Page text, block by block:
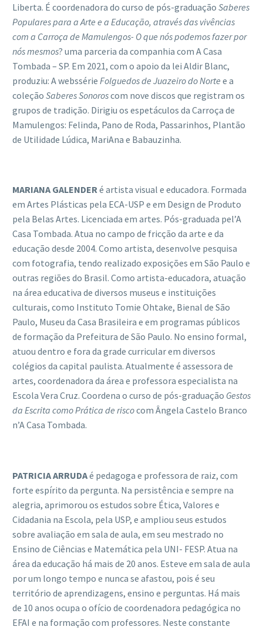
Liberta. É coordenadora do curso de pós-graduação Saberes
Populares para a Arte e a Educação, através das vivências
com a Carroça de Mamulengos- O que nós podemos fazer por
nós mesmos? uma parceria da companhia com A Casa
Tombada – SP. Em 2021, com o apoio da lei Aldir Blanc,
produziu: A webssérie Folguedos de Juazeiro do Norte e a
coleção Saberes Sonoroscom nove discos que registram os
grupos de tradição. Dirigiu os espetáculos da Carroça de
Mamulengos: Felinda, Pano de Roda, Passarinhos, Plantão
de Utilidade Lúdica, MariAna e Babauzinha.
MARIANA GALENDERé artista visual e educadora. Formada
em Artes Plásticas pela ECA-USP e em Design de Produto
pela Belas Artes. Licenciada em artes. Pós-graduada pel’A
Casa Tombada. Atua no campo de fricção da arte e da
educação desde 2004. Como artista, desenvolve pesquisa
com fotografia, tendo realizado exposições em São Paulo e
outras regiões do Brasil. Como artista-educadora, atuação
na área educativa de diversos museus e instituições
culturais, como Instituto Tomie Ohtake, Bienal de São
Paulo, Museu da Casa Brasileira e em programas públicos
de formação da Prefeitura de São Paulo. No ensino formal,
atuou dentro e fora da grade curricular em diversos
colégios da capital paulista. Atualmente é assessora de
artes, coordenadora da área e professora especialista na
Escola Vera Cruz. Coordena o curso de pós-graduação Gestos
da Escrita como Prática de riscocom Ângela Castelo Branco
n’A Casa Tombada.
PATRICIA ARRUDAé pedagoga e professora de raiz, com
forte espírito da pergunta. Na persistência e sempre na
alegria, aprimorou os estudos sobre Ética, Valores e
Cidadania na Escola, pela USP, e ampliou seus estudos
sobre avaliação em sala de aula, em seu mestrado no
Ensino de Ciências e Matemática pela UNI- FESP. Atua na
área da educação há mais de 20 anos. Esteve em sala de aula
por um longo tempo e nunca se afastou, pois é seu
território de aprendizagens, ensino e perguntas. Há mais
de 10 anos ocupa o ofício de coordenadora pedagógica no
EFAI e na formação com professores. Neste constante